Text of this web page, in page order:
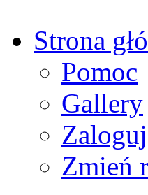
Strona
Pomoc
Gallery
Zaloguj
Zmień